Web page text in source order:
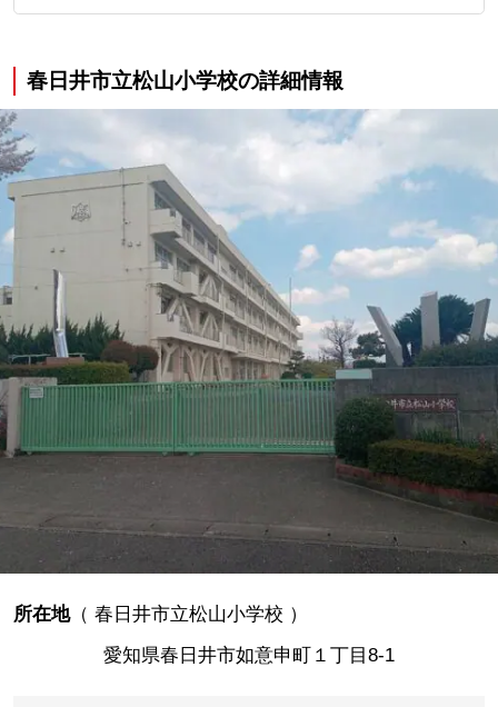
春日井市立松山小学校の詳細情報
所在地（ 春日井市立松山小学校 ）
愛知県春日井市如意申町１丁目8-1